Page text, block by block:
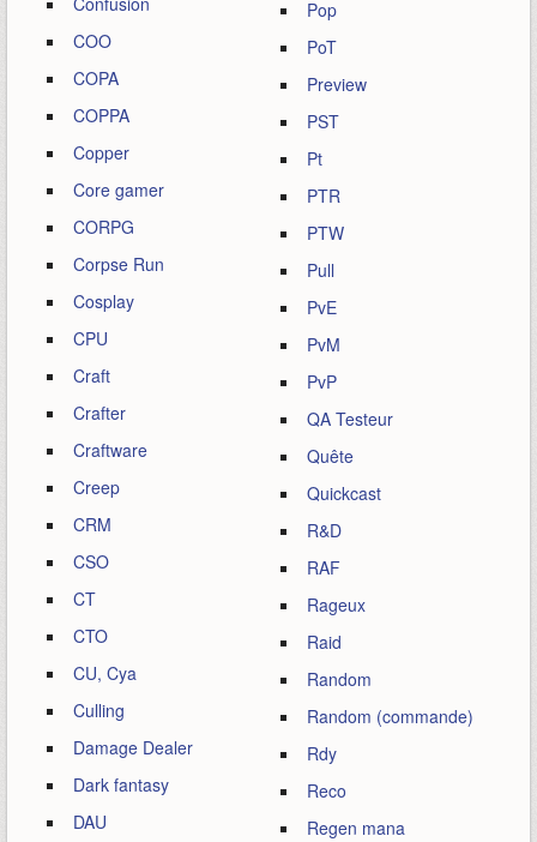
COO
COPA
COPPA
Copper
Core gamer
CORPG
Corpse Run
Cosplay
CPU
Craft
Crafter
Craftware
Creep
CRM
CSO
CT
CTO
CU, Cya
Culling
Damage Dealer
Dark fantasy
DAU
Pop
PoT
Preview
PST
Pt
PTR
PTW
Pull
PvE
PvM
PvP
QA Testeur
Quête
Quickcast
R&D
RAF
Rageux
Raid
Random
Random (commande)
Rdy
Reco
Regen mana